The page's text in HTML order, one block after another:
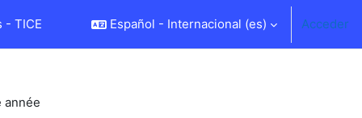
- TICE Español - Internacional ‎(es)‎ Acceder
année